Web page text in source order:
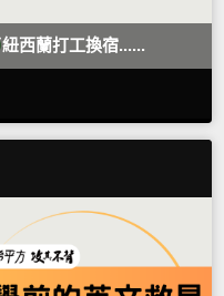
西蘭打工換宿......